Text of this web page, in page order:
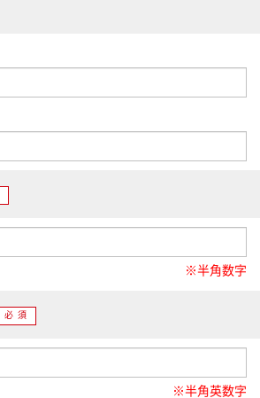
※半角数字
必須
※半角英数字